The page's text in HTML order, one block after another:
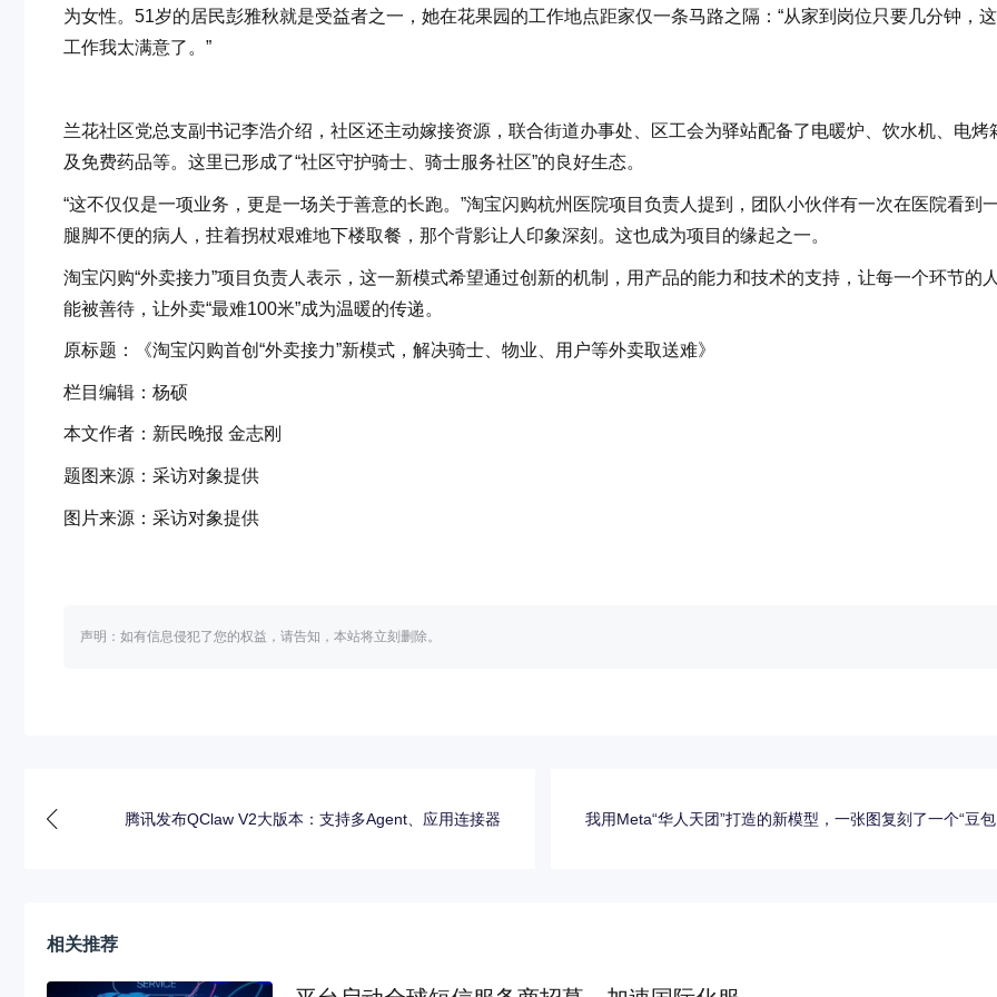
为女性。51岁的居民彭雅秋就是受益者之一，她在花果园的工作地点距家仅一条马路之隔：“从家到岗位只要几分钟，
工作我太满意了。”
兰花社区党总支副书记李浩介绍，社区还主动嫁接资源，联合街道办事处、区工会为驿站配备了电暖炉、饮水机、电烤
及免费药品等。这里已形成了“社区守护骑士、骑士服务社区”的良好生态。
“这不仅仅是一项业务，更是一场关于善意的长跑。”淘宝闪购杭州医院项目负责人提到，团队小伙伴有一次在医院看到
腿脚不便的病人，拄着拐杖艰难地下楼取餐，那个背影让人印象深刻。这也成为项目的缘起之一。
淘宝闪购“外卖接力”项目负责人表示，这一新模式希望通过创新的机制，用产品的能力和技术的支持，让每一个环节的
能被善待，让外卖“最难100米”成为温暖的传递。
原标题：《淘宝闪购首创“外卖接力”新模式，解决骑士、物业、用户等外卖取送难》
栏目编辑：杨硕
本文作者：新民晚报 金志刚
题图来源：采访对象提供
图片来源：采访对象提供
声明：如有信息侵犯了您的权益，请告知，本站将立刻删除。
腾讯发布QClaw V2大版本：支持多Agent、应用连接器 我用Meta“华人天团”打造的新模型，一张图复刻了一个“豆包
相关推荐